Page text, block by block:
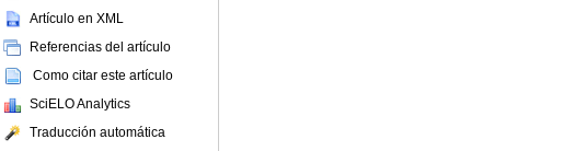
Artículo en XML
Referencias del artículo
Como citar este artículo
SciELO Analytics
Traducción automática